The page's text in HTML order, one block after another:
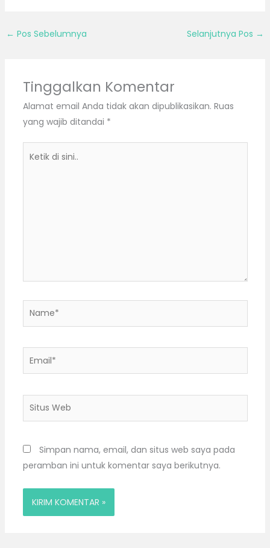
← Pos Sebelumnya Selanjutnya Pos →
Tinggalkan Komentar
Alamat email Anda tidak akan dipublikasikan. Ruas
yang wajib ditandai *
Name*
Email*
Situs
Simpan nama, email, dan situs web saya pada
peramban ini untuk komentar saya berikutnya.